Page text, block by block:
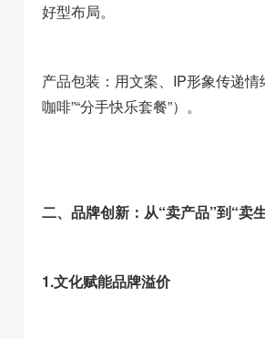
好型布局。
产品包装：用文案、IP形象传递情
咖啡”“分手快乐套餐”）。
二、品牌创新：从“卖产品”到“卖
1.文化赋能品牌溢价